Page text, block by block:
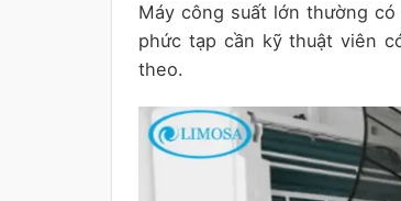
Máy công suất lớn thường
phức tạp cần kỹ thuật viên
theo.